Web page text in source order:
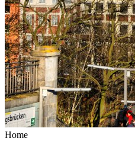
Home